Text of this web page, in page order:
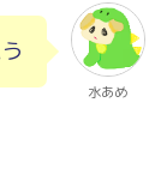
水あめ